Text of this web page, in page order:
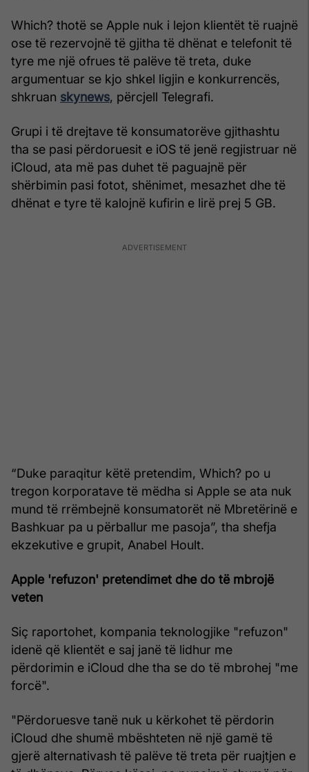
Which? thotë se Apple nuk i lejon klientët të ruajnë
ose të rezervojnë të gjitha të dhënat e telefonit të
tyre me një ofrues të palëve të treta, duke
argumentuar se kjo shkel ligjin e konkurrencës,
shkruan skynews, përcjell Telegrafi.
Grupi i të drejtave të konsumatorëve gjithashtu
tha se pasi përdoruesit e iOS të jenë regjistruar në
iCloud, ata më pas duhet të paguajnë për
shërbimin pasi fotot, shënimet, mesazhet dhe të
dhënat e tyre të kalojnë kufirin e lirë prej 5 GB.
“Duke paraqitur këtë pretendim, Which? po u
tregon korporatave të mëdha si Apple se ata nuk
mund të rrëmbejnë konsumatorët në Mbretërinë e
Bashkuar pa u përballur me pasoja”, tha shefja
ekzekutive e grupit, Anabel Hoult.
Apple 'refuzon' pretendimet dhe do të mbrojë
veten
Siç raportohet, kompania teknologjike "refuzon"
idenë që klientët e saj janë të lidhur me
përdorimin e iCloud dhe tha se do të mbrohej "me
forcë".
"Përdoruesve tanë nuk u kërkohet të përdorin
iCloud dhe shumë mbështeten në një gamë të
gjerë alternativash të palëve të treta për ruajtjen e